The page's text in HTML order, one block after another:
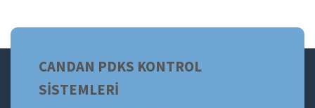
CANDAN PDKS KONTROL
SİSTEMLERİ